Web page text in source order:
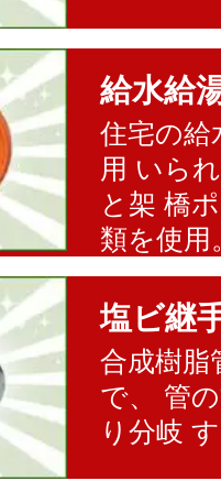
給水給
住宅の給
用 いら
と架 橋
類を使用
塩ビ継
合成樹脂
で、 管
り分岐